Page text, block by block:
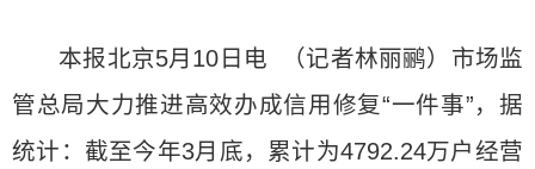
本报北京5月10日电 （记者林丽鹂）市场监
管总局大力推进高效办成信用修复“一件事”，据
统计：截至今年3月底，累计为4792.24万户经营